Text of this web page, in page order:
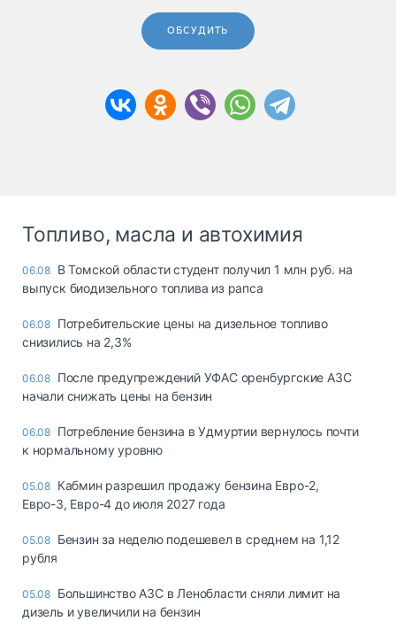
ОБСУДИТЬ
Топливо, масла и автохимия
06.08 В Томской области студент получил 1 млн руб. на
выпуск биодизельного топлива из рапса
06.08 Потребительские цены на дизельное топливо
снизились на 2,3%
06.08 После предупреждений УФАС оренбургские АЗС
начали снижать цены на бензин
06.08 Потребление бензина в Удмуртии вернулось почти
к нормальному уровню
05.08 Кабмин разрешил продажу бензина Евро-2,
Евро-3, Евро-4 до июля 2027 года
05.08 Бензин за неделю подешевел в среднем на 1,12
рубля
05.08 Большинство АЗС в Ленобласти сняли лимит на
дизель и увеличили на бензин